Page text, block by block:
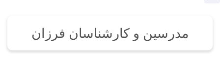
مدرسین و کارشناسان فرزان